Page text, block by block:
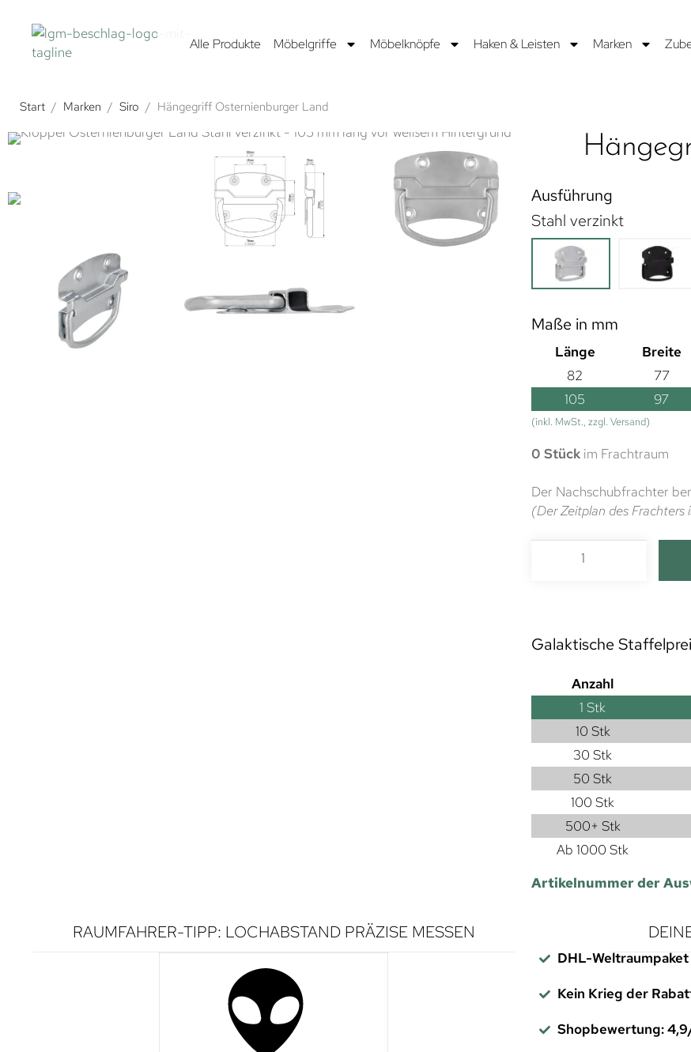
Alle Produkte Möbelgriffe Möbelknöpfe Haken & Leisten Marken
Start / Marken / Siro / Hängegriff Osternienburger Land
Ausführung
Stahl verzinkt
Maße in mm
Länge Breite
82
77
105
97
(inkl. MwSt., zzgl. Versand)
0 Stück im Frachtraum
Der Nachschubfrachter
(Der Zeitplan des
Galaktische
Anzahl
1 Stk
10 Stk
30 Stk
50 Stk
100 Stk
500+ Stk
Ab 1000 Stk
Artikelnummer der
RAUMFAHRER-TIPP: LOCHABSTAND PRÄZISE MESSEN
DHL-Weltraumpaket
Kein Krieg der
Shopbewertung: